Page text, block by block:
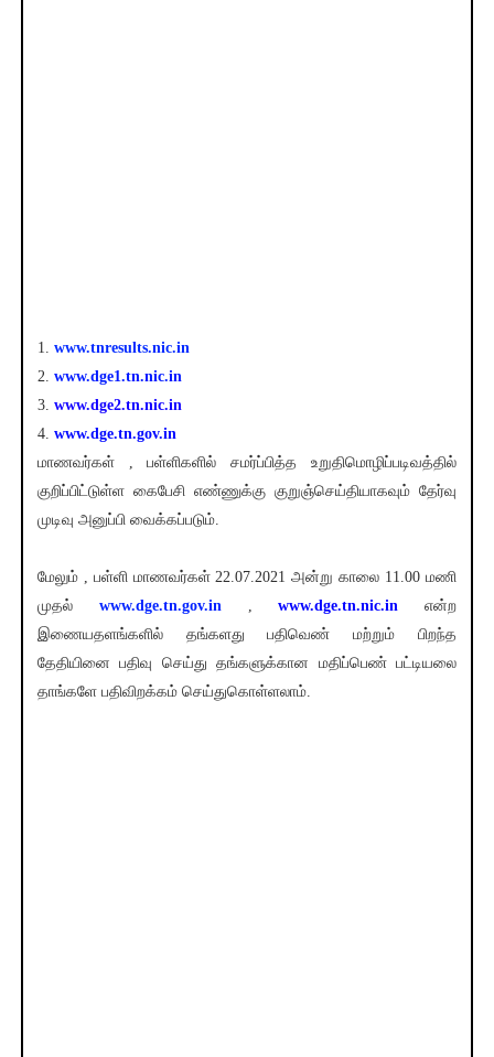
1. www.tnresults.nic.in
2. www.dge1.tn.nic.in
3. www.dge2.tn.nic.in
4. www.dge.tn.gov.in
மாணவர்கள் , பள்ளிகளில் சமர்ப்பித்த உறுதிமொழிப்படிவத்தில்
குறிப்பிட்டுள்ள கைபேசி எண்ணுக்கு குறுஞ்செய்தியாகவும் தேர்வு
முடிவு அனுப்பி வைக்கப்படும்.
மேலும் , பள்ளி மாணவர்கள் 22.07.2021 அன்று காலை 11.00 மணி
முதல் www.dge.tn.gov.in,www.dge.tn.nic.in என்ற
இணையதளங்களில் தங்களது பதிவெண் மற்றும் பிறந்த
தேதியினை பதிவு செய்து தங்களுக்கான மதிப்பெண் பட்டியலை
தாங்களே பதிவிறக்கம் செய்துகொள்ளலாம்.